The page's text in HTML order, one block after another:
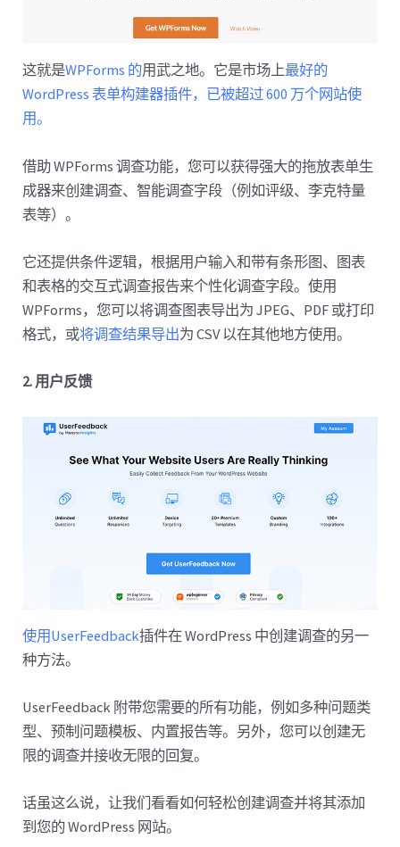
这就是WPForms 的用武之地。它是市场上最好的
WordPress 表单构建器插件，已被超过 600 万个网站使
用。
借助 WPForms 调查功能，您可以获得强大的拖放表单生
成器来创建调查、智能调查字段（例如评级、李克特量
表等）。
它还提供条件逻辑，根据用户输入和带有条形图、图表
和表格的交互式调查报告来个性化调查字段。使用
WPForms，您可以将调查图表导出为 JPEG、PDF 或打印
格式，或将调查结果导出为 CSV 以在其他地方使用。
2. 用户反馈
使用UserFeedback插件在 WordPress 中创建调查的另一
种方法。
UserFeedback 附带您需要的所有功能，例如多种问题类
型、预制问题模板、内置报告等。另外，您可以创建无
限的调查并接收无限的回复。
话虽这么说，让我们看看如何轻松创建调查并将其添加
到您的 WordPress 网站。